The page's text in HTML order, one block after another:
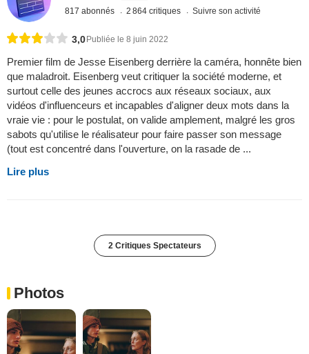
817 abonnés 2 864 critiques Suivre son activité
3,0Publiée le 8 juin 2022
Premier film de Jesse Eisenberg derrière la caméra, honnête bien
que maladroit. Eisenberg veut critiquer la société moderne, et
surtout celle des jeunes accrocs aux réseaux sociaux, aux
vidéos d'influenceurs et incapables d'aligner deux mots dans la
vraie vie : pour le postulat, on valide amplement, malgré les gros
sabots qu'utilise le réalisateur pour faire passer son message
(tout est concentré dans l'ouverture, on la rasade de ...
Lire plus
2 Critiques Spectateurs
Photos